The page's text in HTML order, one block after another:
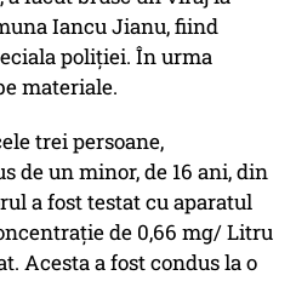
Iancu Jianu, fiind
poliției. În urma
materiale.
trei persoane,
de un minor, de 16 ani, din
a fost testat cu aparatul
de 0,66 mg/ Litru
Acesta a fost condus la o